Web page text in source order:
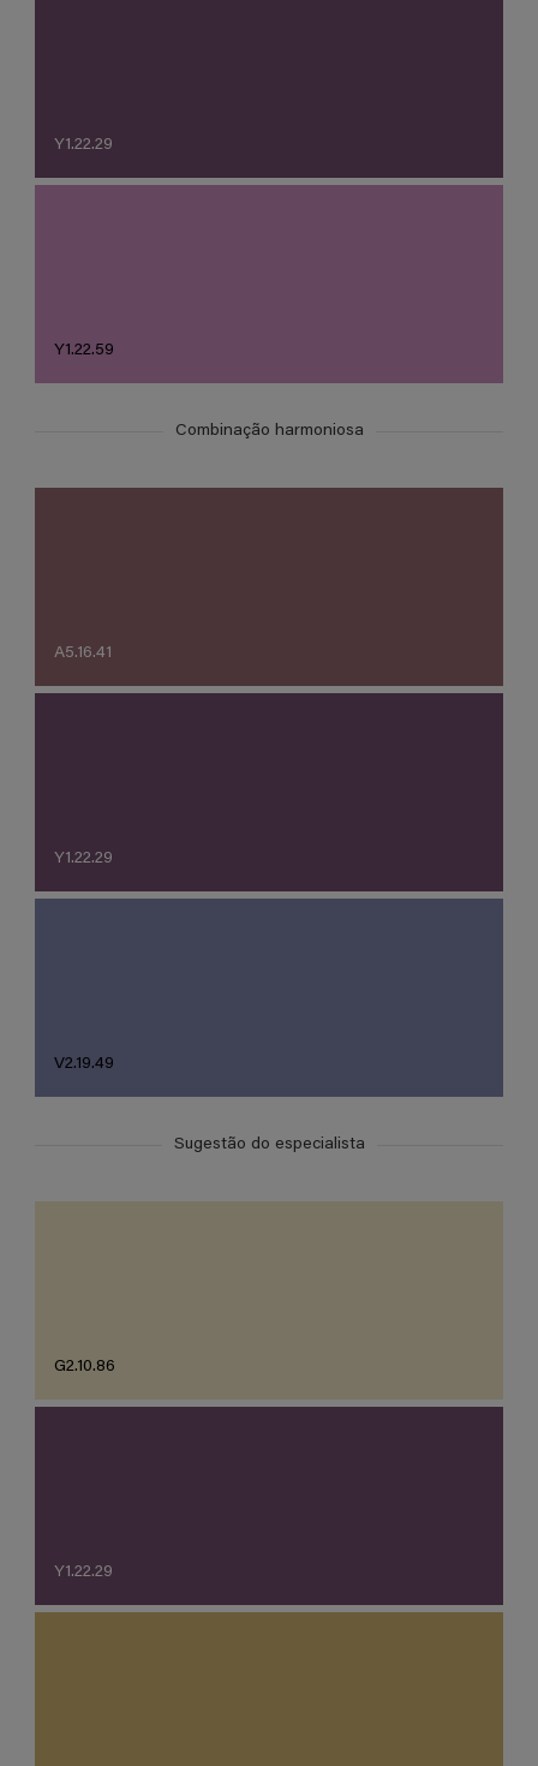
Y1.22.29
Y1.22.59
Combinação harmoniosa
A5.16.41
Y1.22.29
V2.19.49
Sugestão do especialista
G2.10.86
Y1.22.29